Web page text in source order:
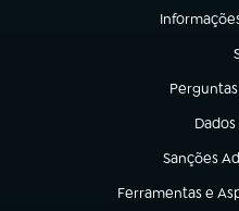
(abre em
(abre em
(abre
Sanções
(abre em
Ferramentas e
(abre em nova